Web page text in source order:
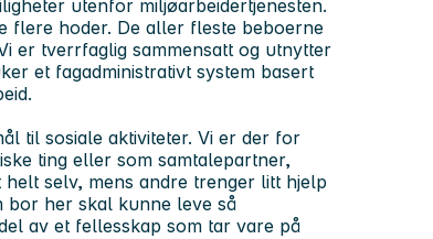
utenfor miljøarbeidertjenesten.
flere hoder. De aller fleste beboerne
er tverrfaglig sammensatt og utnytter
et fagadministrativt system basert
til sosiale aktiviteter. Vi er der for
ting eller som samtalepartner,
selv, mens andre trenger litt hjelp
bor her skal kunne leve så
av et fellesskap som tar vare på